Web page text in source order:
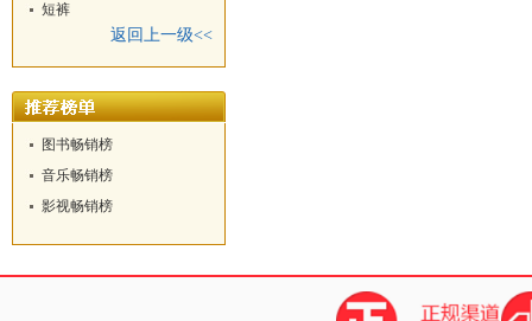
短裤
返回上一级<<
图书畅销榜
音乐畅销榜
影视畅销榜